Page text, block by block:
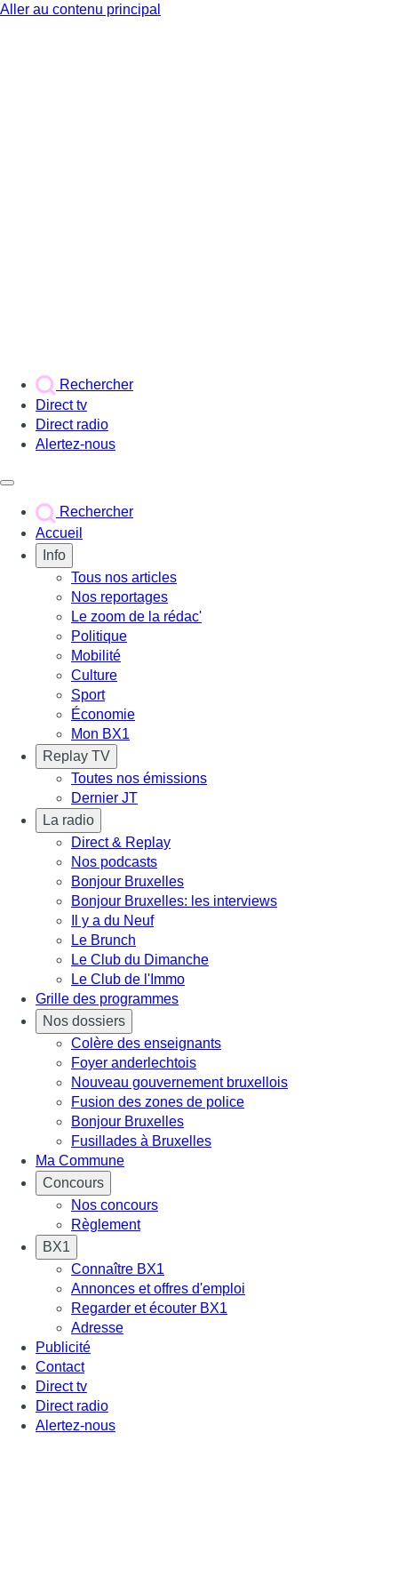
Aller au contenu principal
Rechercher
Direct tv
Direct radio
Alertez-nous
Rechercher
Accueil
Info
Tous nos articles
Nos reportages
Le zoom de la rédac'
Politique
Mobilité
Culture
Sport
Économie
Mon BX1
Replay TV
Toutes nos émissions
Dernier JT
La radio
Direct & Replay
Nos podcasts
Bonjour Bruxelles
Bonjour Bruxelles: les interviews
Il y a du Neuf
Le Brunch
Le Club du Dimanche
Le Club de l'Immo
Grille des programmes
Nos dossiers
Colère des enseignants
Foyer anderlechtois
Nouveau gouvernement bruxellois
Fusion des zones de police
Bonjour Bruxelles
Fusillades à Bruxelles
Ma Commune
Concours
Nos concours
Règlement
BX1
Connaître BX1
Annonces et offres d'emploi
Regarder et écouter BX1
Adresse
Publicité
Contact
Direct tv
Direct radio
Alertez-nous